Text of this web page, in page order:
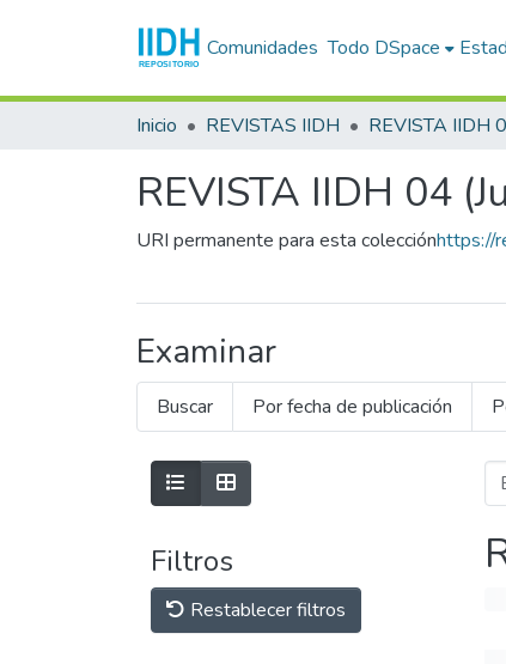
Comunidades Todo DSpace
Inicio REVISTAS IIDH
REVISTA IIDH 04
URI permanente para esta colecciónhttps://
Examinar
Buscar Por fecha de publicación
Filtros
Restablecer filtros